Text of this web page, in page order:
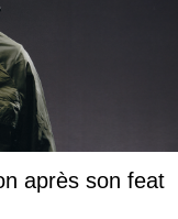
après son feat